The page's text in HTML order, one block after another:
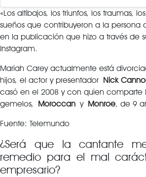
«Los altibajos, los triunfos, los traumas,
sueños que contribuyeron a la persona
en la publicación que hizo a través de
Instagram.
Mariah Carey actualmente está
hijos, el actor y presentador Nick
casó en el 2008 y con quien comparte
gemelos, Moroccan y Monroe, de 9
Fuente: Telemundo
¿Será que la cantante
remedio para el mal
empresario?